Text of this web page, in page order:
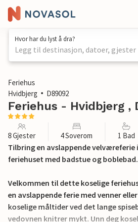
Hvor har du lyst å dra?
Legg til destinasjon, datoer, gjester
1 / 18
Feriehus
Hvidbjerg
D89092
Feriehus - Hvidbjerg ,
8 Gjester 4 Soverom 1 Bad
Tilbring en avslappende
feriehuset med badstue og boblebad.
Velkommen til dette koselige
en avslappende ferie med venner
koselige måltider ved det lange
vedovnen knitrer mykt. Unn deg